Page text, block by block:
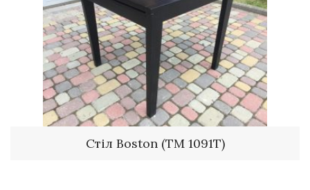
Стіл Boston (TM 1091T)